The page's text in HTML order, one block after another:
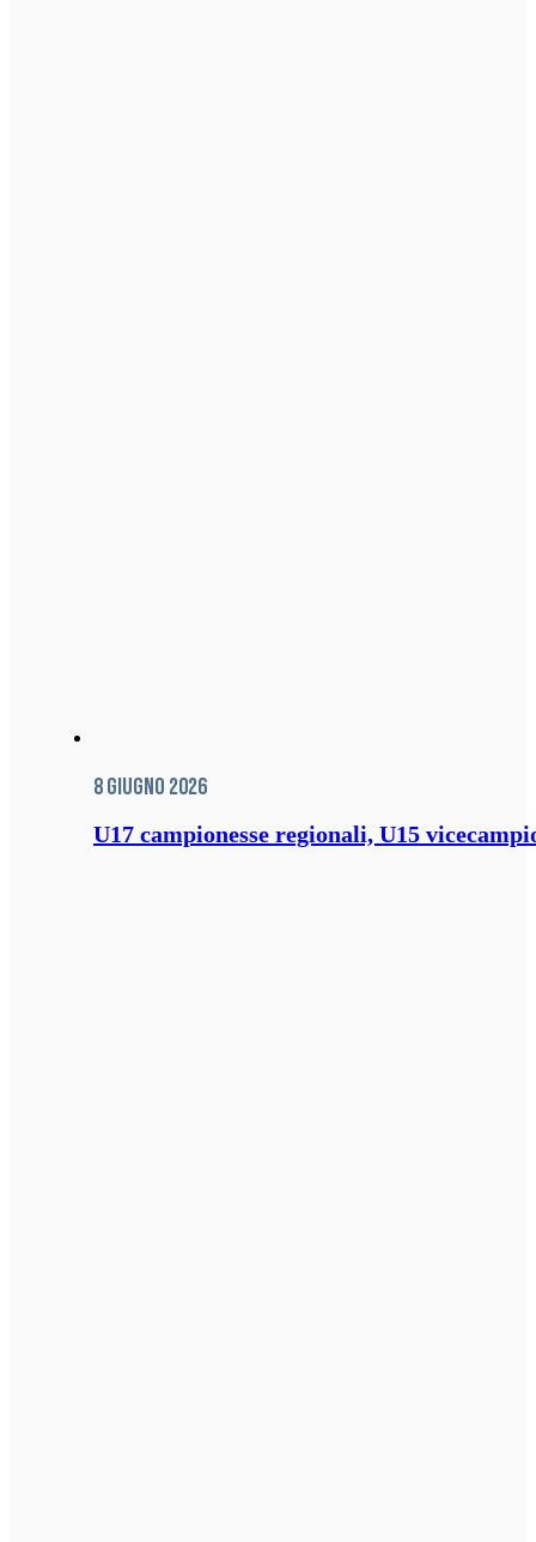
8 Giugno 2026
U17 campionesse regionali, U15